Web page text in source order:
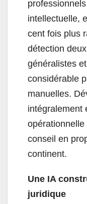
intellectuelle,
cent fois plus
détection
généralistes
considérable
manuelles.
intégralement
conseil en
continent.
Une IA
juridique